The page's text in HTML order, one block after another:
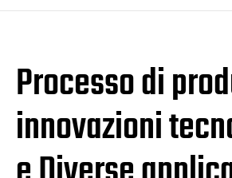
Processo di
innovazioni